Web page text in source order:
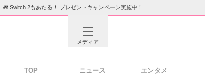
🎁 Switch 2もあたる！ プレゼントキャンペーン実施中！
メディア
TOP ニュース エンタメ